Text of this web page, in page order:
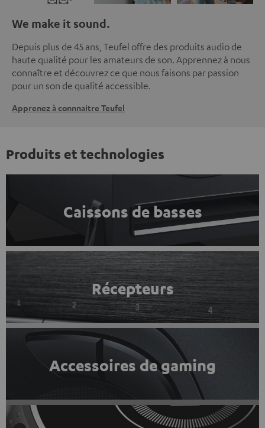
We make it sound.
Depuis plus de 45 ans, Teufel offre des produits audio de
haute qualité pour les amateurs de son. Apprennez à nous
connaître et découvrez ce que nous faisons par passion
pour un son de qualité accessible.
Apprenez à connnaitre Teufel
Produits et technologies
Caissons de basses
Récepteurs
Accessoires de gaming